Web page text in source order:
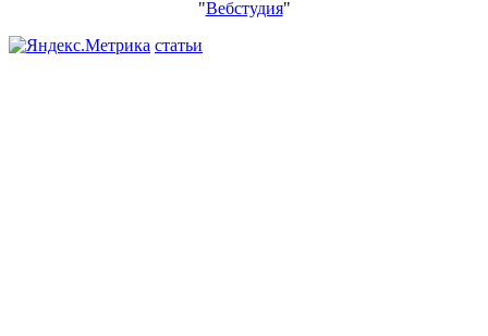
"Вебстудия"
статьи